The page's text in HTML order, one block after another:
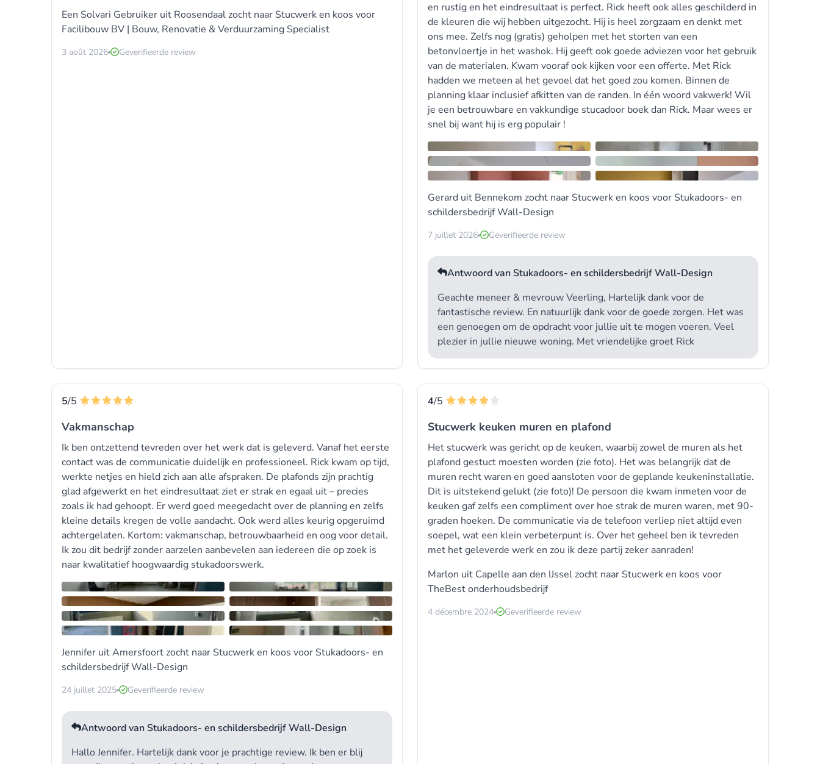
Een Solvari Gebruiker uit Roosendaal zocht naar Stucwerken koos voor
Facilibouw BV | Bouw, Renovatie & Verduurzaming Specialist
3 août 2026 Geverifieerde review
en rustig en het eindresultaat is perfect. Rick heeft ook alles geschilderd in
de kleuren die wij hebben uitgezocht. Hij is heel zorgzaam en denkt met
ons mee. Zelfs nog (gratis) geholpen met het storten van een
betonvloertje in het washok. Hij geeft ook goede adviezen voor het gebruik
van de materialen. Kwam vooraf ook kijken voor een offerte. Met Rick
hadden we meteen al het gevoel dat het goed zou komen. Binnen de
planning klaar inclusief afkitten van de randen. In één woord vakwerk! Wil
je een betrouwbare en vakkundige stucadoor boek dan Rick. Maar wees er
snel bij want hij is erg populair !
Gerard uit Bennekom zocht naar Stucwerken koos voor Stukadoors- en
schildersbedrijf Wall-Design
7 juillet 2026 Geverifieerde review
Antwoord van Stukadoors- en schildersbedrijf Wall-Design
Geachte meneer & mevrouw Veerling, Hartelijk dank voor de
fantastische review. En natuurlijk dank voor de goede zorgen. Het was
een genoegen om de opdracht voor jullie uit te mogen voeren. Veel
plezier in jullie nieuwe woning. Met vriendelijke groet Rick
5/5
Vakmanschap
Ik ben ontzettend tevreden over het werk dat is geleverd. Vanaf het eerste
contact was de communicatie duidelijk en professioneel. Rick kwam op tijd,
werkte netjes en hield zich aan alle afspraken. De plafonds zijn prachtig
glad afgewerkt en het eindresultaat ziet er strak en egaal uit – precies
zoals ik had gehoopt. Er werd goed meegedacht over de planning en zelfs
kleine details kregen de volle aandacht. Ook werd alles keurig opgeruimd
achtergelaten. Kortom: vakmanschap, betrouwbaarheid en oog voor detail.
Ik zou dit bedrijf zonder aarzelen aanbevelen aan iedereen die op zoek is
naar kwalitatief hoogwaardig stukadoorswerk.
Jennifer uit Amersfoort zocht naar Stucwerken koos voor Stukadoors- en
schildersbedrijf Wall-Design
24 juillet 2025 Geverifieerde review
Antwoord van Stukadoors- en schildersbedrijf Wall-Design
Hallo Jennifer. Hartelijk dank voor je prachtige review. Ik ben er blij
4/5
Stucwerk keuken muren en plafond
Het stucwerk was gericht op de keuken, waarbij zowel de muren als het
plafond gestuct moesten worden (zie foto). Het was belangrijk dat de
muren recht waren en goed aansloten voor de geplande keukeninstallatie.
Dit is uitstekend gelukt (zie foto)! De persoon die kwam inmeten voor de
keuken gaf zelfs een compliment over hoe strak de muren waren, met 90-
graden hoeken. De communicatie via de telefoon verliep niet altijd even
soepel, wat een klein verbeterpunt is. Over het geheel ben ik tevreden
met het geleverde werk en zou ik deze partij zeker aanraden!
Marlon uit Capelle aan den IJssel zocht naar Stucwerken koos voor
TheBest onderhoudsbedrijf
4 décembre 2024 Geverifieerde review